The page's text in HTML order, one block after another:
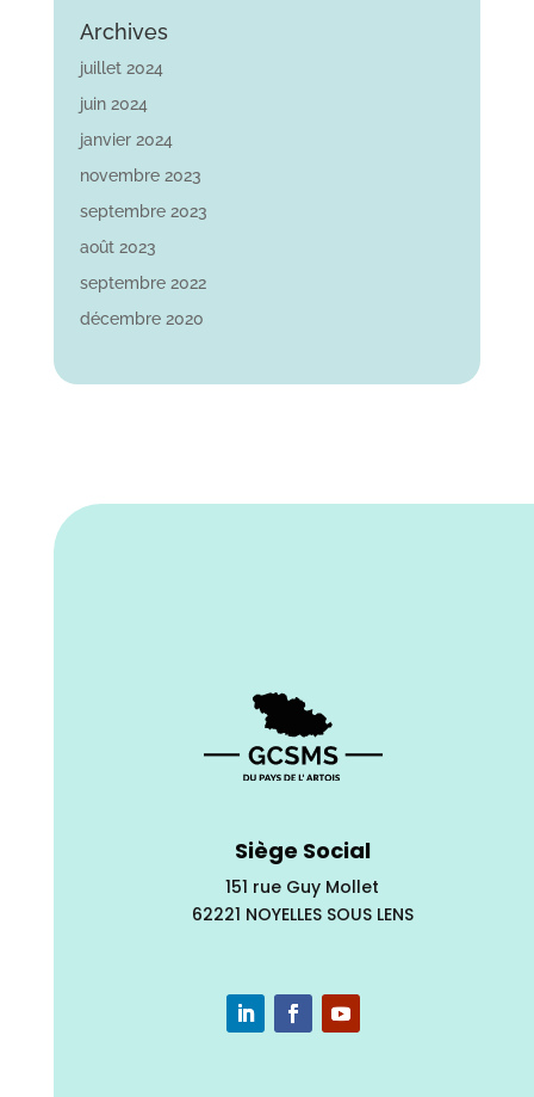
Archives
juillet 2024
juin 2024
janvier 2024
novembre 2023
septembre 2023
août 2023
septembre 2022
décembre 2020
Siège Social
151 rue Guy Mollet
62221 NOYELLES SOUS LENS